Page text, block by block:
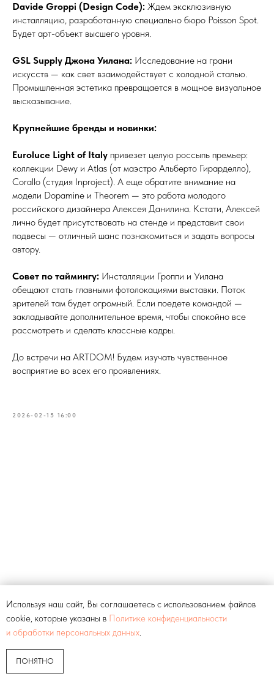
Davide Groppi (Design Code): Ждем эксклюзивную
инсталляцию, разработанную специально бюро Poisson Spot.
Будет арт-объект высшего уровня.
GSL Supply Джона Уилана: Исследование на грани
искусств — как свет взаимодействует с холодной сталью.
Промышленная эстетика превращается в мощное визуальное
высказывание.
Крупнейшие бренды и новинки:
Euroluce Light of Italy привезет целую россыпь премьер:
коллекции Dewy и Atlas (от маэстро Альберто Гирарделло),
Corallo (студия Inproject). А еще обратите внимание на
модели Dopamine и Theorem — это работа молодого
российского дизайнера Алексея Данилина. Кстати, Алексей
лично будет присутствовать на стенде и представит свои
подвесы — отличный шанс познакомиться и задать вопросы
автору.
Совет по таймингу: Инсталляции Гроппи и Уилана
обещают стать главными фотолокациями выставки. Поток
зрителей там будет огромный. Если поедете командой —
закладывайте дополнительное время, чтобы спокойно все
рассмотреть и сделать классные кадры.
До встречи на ARTDOM! Будем изучать чувственное
восприятие во всех его проявлениях.
2026-02-15 16:00
Используя наш сайт, Вы соглашаетесь с использованием файлов
cookie, которые указаны в Политике конфиденциальности
и обработки персональных данных.
ПОНЯТНО